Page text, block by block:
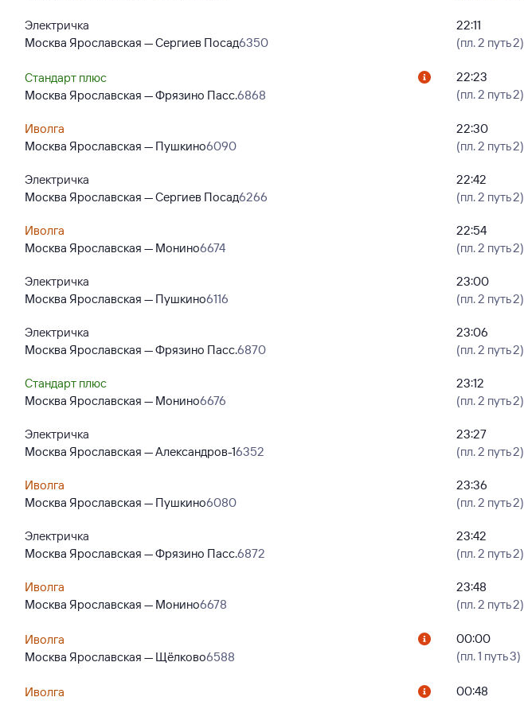
Электричка
Москва Ярославская — Сергиев Посад6350
22:11
(пл. 2 путь 2)
Стандарт плюс
Москва Ярославская — Фрязино Пасс.6868
22:23
(пл. 2 путь 2)
Иволга
Москва Ярославская — Пушкино6090
22:30
(пл. 2 путь 2)
Электричка
Москва Ярославская — Сергиев Посад6266
22:42
(пл. 2 путь 2)
Иволга
Москва Ярославская — Монино6674
22:54
(пл. 2 путь 2)
Электричка
Москва Ярославская — Пушкино6116
23:00
(пл. 2 путь 2)
Электричка
Москва Ярославская — Фрязино Пасс.6870
23:06
(пл. 2 путь 2)
Стандарт плюс
Москва Ярославская — Монино6676
23:12
(пл. 2 путь 2)
Электричка
Москва Ярославская — Александров-16352
23:27
(пл. 2 путь 2)
Иволга
Москва Ярославская — Пушкино6080
23:36
(пл. 2 путь 2)
Электричка
Москва Ярославская — Фрязино Пасс.6872
23:42
(пл. 2 путь 2)
Иволга
Москва Ярославская — Монино6678
23:48
(пл. 2 путь 2)
Иволга
Москва Ярославская — Щёлково6588
00:00
(пл. 1 путь 3)
Иволга 00:48